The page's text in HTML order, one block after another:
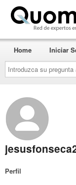
Introduzca
su
pregunta
aquí...
Home Iniciar
Perfil